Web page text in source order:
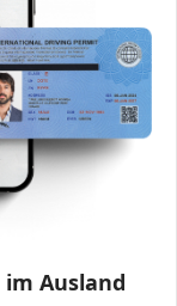
Ausland